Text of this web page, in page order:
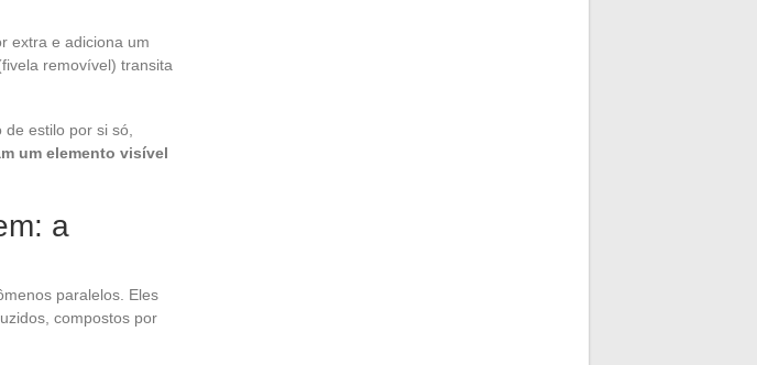
extra e adiciona um
removível) transita
estilo por si só,
um elemento visível
a
paralelos. Eles
compostos por